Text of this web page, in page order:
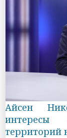
Айсен
интересы
территорий